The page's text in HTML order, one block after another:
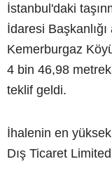
İstanbul'daki
İdaresi
Kemerburgaz
4 bin 46,98
teklif geldi.
İhalenin en
Dış Ticaret